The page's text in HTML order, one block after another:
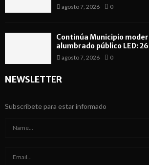
agosto 7, 2026 0
Continúa Municipio
alumbrado público LED:
agosto 7, 2026 0
NEWSLETTER
Subscribete para estar informado